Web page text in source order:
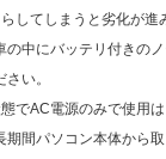
してしまうと劣化が進
の中にバッテリ付きの
い。
でAC電源のみで使用
期間パソコン本体から